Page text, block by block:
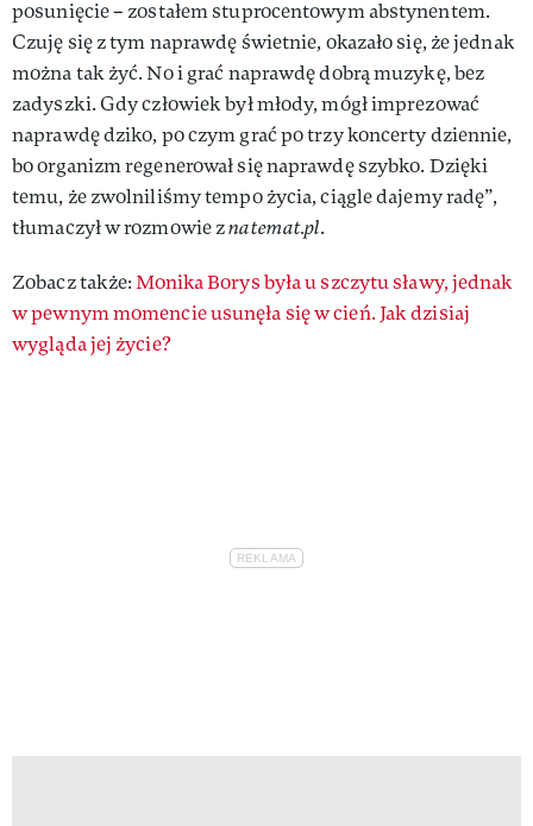
posunięcie – zostałem stuprocentowym abstynentem.
Czuję się z tym naprawdę świetnie, okazało się, że jednak
można tak żyć. No i grać naprawdę dobrą muzykę, bez
zadyszki. Gdy człowiek był młody, mógł imprezować
naprawdę dziko, po czym grać po trzy koncerty dziennie,
bo organizm regenerował się naprawdę szybko. Dzięki
temu, że zwolniliśmy tempo życia, ciągle dajemy radę”,
tłumaczył w rozmowie znatemat.pl.
Zobacz także:Monika Borys była u szczytu sławy, jednak
w pewnym momencie usunęła się w cień. Jak dzisiaj
wygląda jej życie?